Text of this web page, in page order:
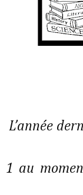
L’année
1 au